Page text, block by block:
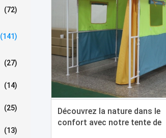
(72)
(141)
(27)
(14)
(25)
(13)
Découvrez la nature dans le
confort avec notre tente de